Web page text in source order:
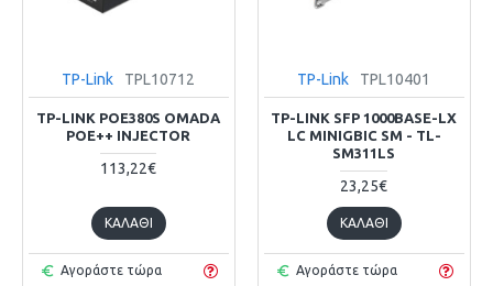
TP-Link TPL10712
TP-LINK POE380S OMADA
POE++ INJECTOR
113,22€
ΚΑΛΆΘΙ
Αγοράστε τώρα
TP-Link TPL10401
TP-LINK SFP 1000BASE-LX
LC MINIGBIC SM - TL-
SM311LS
23,25€
ΚΑΛΆΘΙ
Αγοράστε τώρα